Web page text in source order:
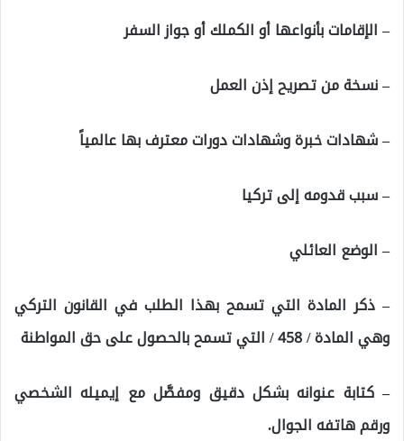
– الإقامات بأنواعها أو الكملك أو جواز السفر
– نسخة من تصريح إذن العمل
– شهادات خبرة وشهادات دورات معترف بها عالمياً
– سبب قدومه إلى تركيا
– الوضع العائلي
– ذكر المادة التي تسمح بهذا الطلب في القانون التركي
وهي المادة / 458 / التي تسمح بالحصول على حق المواطنة
– كتابة عنوانه بشكل دقيق ومفصَّل مع إيميله الشخصي
ورقم هاتفه الجوال.